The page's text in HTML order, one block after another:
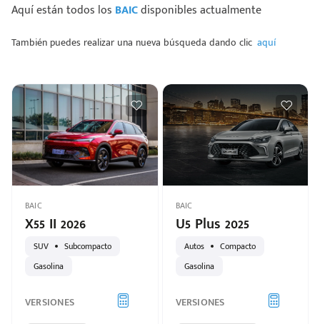
Aquí están todos los BAICdisponibles actualmente
También puedes realizar una nueva búsqueda dando clic aquí
X55 II 2026
BAIC
SUV
Subcompacto
Gasolina
VERSIONES
U5 Plus 2025
BAIC
Autos
Compacto
Gasolina
VERSIONES